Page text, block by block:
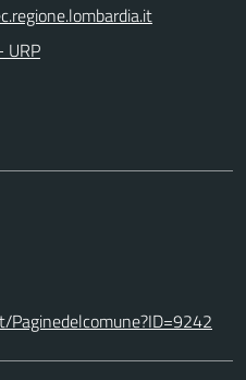
URP